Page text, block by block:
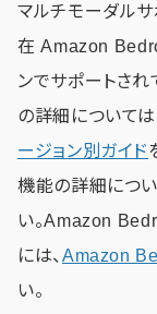
マルチモーダル
在 Amazon
ンでサポートされ
の詳細については
ージョン別ガイド
機能の詳細につい
い。Amazon
には、 Amazon
い。